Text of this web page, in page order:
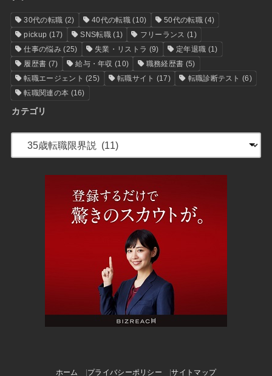
30代の転職 (2) 40代の転職 (10) 50代の転職 (4)
pickup (17) SNS転職 (1) フリーランス (1)
仕事の悩み(25) 失業・リストラ (9) 定年退職 (1)
履歴書 (7) 給与・年収 (10) 職務経歴書 (5)
転職エージェント (25) 転職サイト (17) 転職診断テスト (6)
転職関連の本 (16)
カテゴリ
ホーム プライバシーポリシー サイトマップ